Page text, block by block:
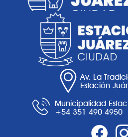
Av. La
Estación
Municipalidad
+54 351 490 4950